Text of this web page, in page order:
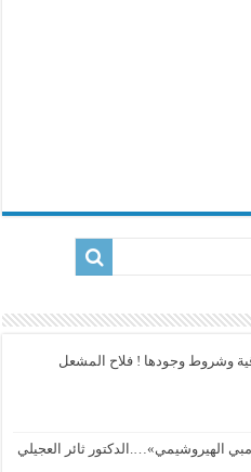
وشروط وجودها ! فلاح المشعل
الهيروشيمي»….الدكتور ثائر العجيلي